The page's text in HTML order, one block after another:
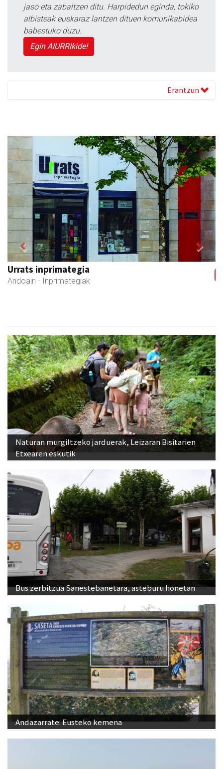
jaso eta zabaltzen ditu. Harpidedun eginda, tokiko
albisteak euskaraz lantzen dituen komunikabidea
babestuko duzu.
Egin AIURRIkide!
Erantzun
Urrats inprimategia
Andoain - Inprimategiak
Previous Next
Naturan murgiltzeko jarduerak, Leizaran Bisitarien
Etxearen eskutik
Bus zerbitzua Sanestebanetara, asteburu honetan
Andazarrate: Eusteko kemena